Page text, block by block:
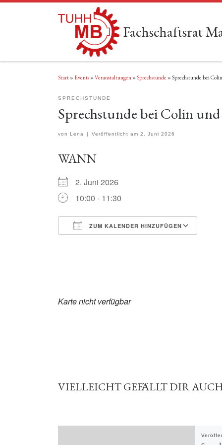
Zum Inhalt springen
Fachschaftsrat
Start» Events» Veranstaltungen» Sprechstunde » Sprechstunde bei
SPRECHSTUNDE
Sprechstunde bei Colin
von Lena | Veröffentlicht am2. Juni 2026
WANN
2. Juni 2026
10:00 - 11:30
ZUM KALENDER HINZUFÜGEN
Karte nicht verfügbar
VIELLEICHT GEFÄLLT DIR